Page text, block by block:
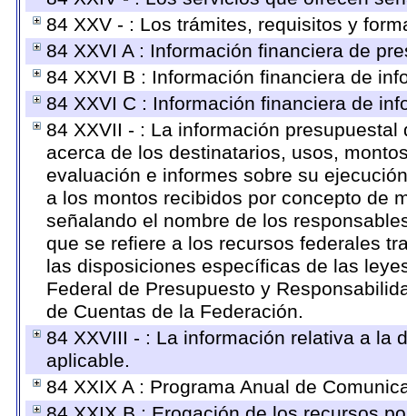
84 XXV - : Los trámites, requisitos y
84 XXVI A : Información financiera de
84 XXVI B : Información financiera de
84 XXVI C : Información financiera de
84 XXVII - : La información
acerca de los destinatarios, usos,
evaluación e informes sobre su
a los montos recibidos por concepto de
señalando el nombre de los
que se refiere a los recursos federales
las disposiciones específicas de las
Federal de Presupuesto y
de Cuentas de la Federación.
84 XXVIII - : La información relativa a la
aplicable.
84 XXIX A : Programa Anual de